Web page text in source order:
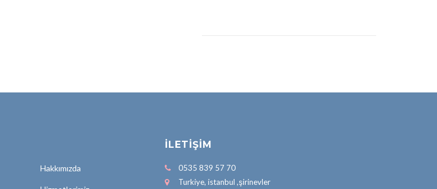
Hakkımızda
İLETIŞIM
0535 839 57 70
Turkiye, istanbul ,şirinevler